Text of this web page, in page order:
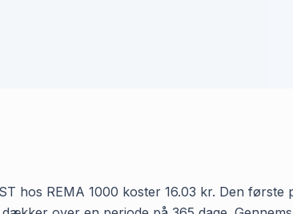
hos REMA 1000 koster 16.03 kr. Den